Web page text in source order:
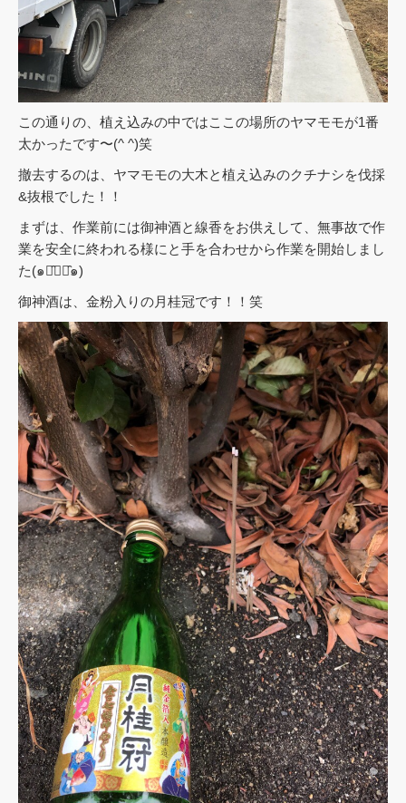
この通りの、植え込みの中ではここの場所のヤマモモが1番
太かったです〜(^ ^)笑
撤去するのは、ヤマモモの大木と植え込みのクチナシを伐採
&抜根でした！！
まずは、作業前には御神酒と線香をお供えして、無事故で作
業を安全に終われる様にと手を合わせから作業を開始しまし
た(๑･̑◡･̑๑)
御神酒は、金粉入りの月桂冠です！！笑